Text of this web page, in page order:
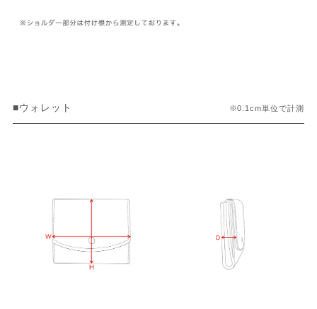
■ウォレット ※0.1cm単位で計測